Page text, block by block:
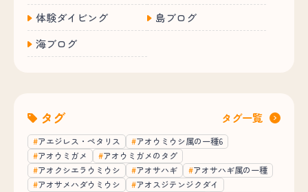
体験ダイビング
島ブログ
海ブログ
タグ タグ一覧
アエジレス・ペタリス
アオウミウシ属の一種6
アオウミガメ
アオウミガメのタグ
アオクシエラウミウシ
アオサハギ
アオサハギ属の一種
アオサメハダウミウシ
アオスジテンジクダイ